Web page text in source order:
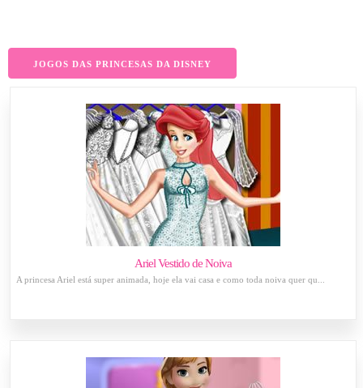
JOGOS DAS PRINCESAS DA DISNEY
Ariel Vestido de Noiva
A princesa Ariel está super animada, hoje ela vai casa e como toda noiva quer qu...